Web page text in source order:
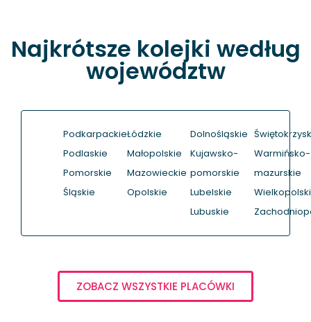
Najkrótsze kolejki według
województw
Podkarpackie
Podlaskie
Pomorskie
Śląskie
Łódzkie
Małopolskie
Mazowieckie
Opolskie
Dolnośląskie
Kujawsko-
pomorskie
Lubelskie
Lubuskie
Warmińsko-
mazurskie
ZOBACZ WSZYSTKIE PLACÓWKI